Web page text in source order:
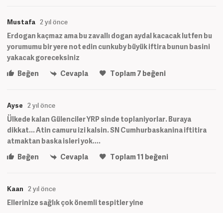
Mustafa 2 yıl önce
Erdogan kaçmaz ama bu zavallı dogan aydal kacacak lutfen bu
yorumumu bir yere not edin cunkuby büyük iftira bunun basini
yakacak goreceksiniz
Beğen
Cevapla Toplam7 beğeni
Ayse 2 yıl önce
Ülkede kalan Gülenciler YRP sinde toplaniyorlar. Buraya
dikkat... Atin camuru izi kalsin. SN Cumhurbaskanina iftitira
atmaktan baska isleri yok....
Beğen
Cevapla Toplam11 beğeni
Kaan 2 yıl önce
Ellerinize sağlık çok önemli tespitler yine